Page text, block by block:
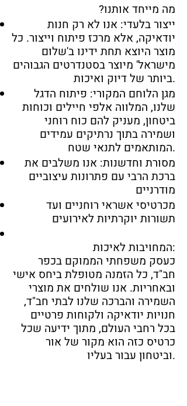
?מה מייחד אותנו
ייצור בלעדי: אנו לא רק חנות
יודאיקה, אלא מרכז פיתוח וייצור. כל
מוצר היוצא תחת ידינו ב'שלום
מישראל' מיוצר בסטנדרטים הגבוהים
ביותר של דיוק ואיכות.
מגן הלוחם המקורי: פיתוח הדגל
שלנו, המלווה אלפי חיילים וכוחות
ביטחון, מעניק להם כוח רוחני
ושמירה בתוך נרתיקים עמידים
המותאמים לתנאי שטח.
מסורת וחדשנות: אנו משלבים את
ברכת הרבי עם פתרונות עיצוביים
מודרניים
מכרטיסי אשראי רוחניים ועד
תשורות יוקרתיות לאירועים
המחויבות לאיכות:
כעסק משפחתי הממוקם בכפר
חב"ד, כל הזמנה מטופלת ביחס אישי
ובאחריות. אנו שולחים את מוצרי
השמירה והברכה שלנו לבתי חב"ד,
חנויות יודאיקה ולקוחות פרטיים
בכל רחבי העולם, מתוך ידיעה שכל
כרטיס כזה הוא מקור של אור
וביטחון עבור בעליו.